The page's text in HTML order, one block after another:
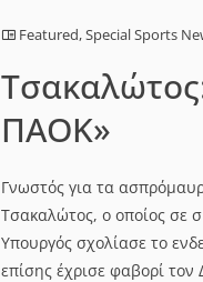
Featured,Special Sports
ΠΑΟΚ»
Γνωστός για τα
Τσακαλώτος, ο οποίος σε
Υπουργός σχολίασε το
επίσης έχρισε φαβορί